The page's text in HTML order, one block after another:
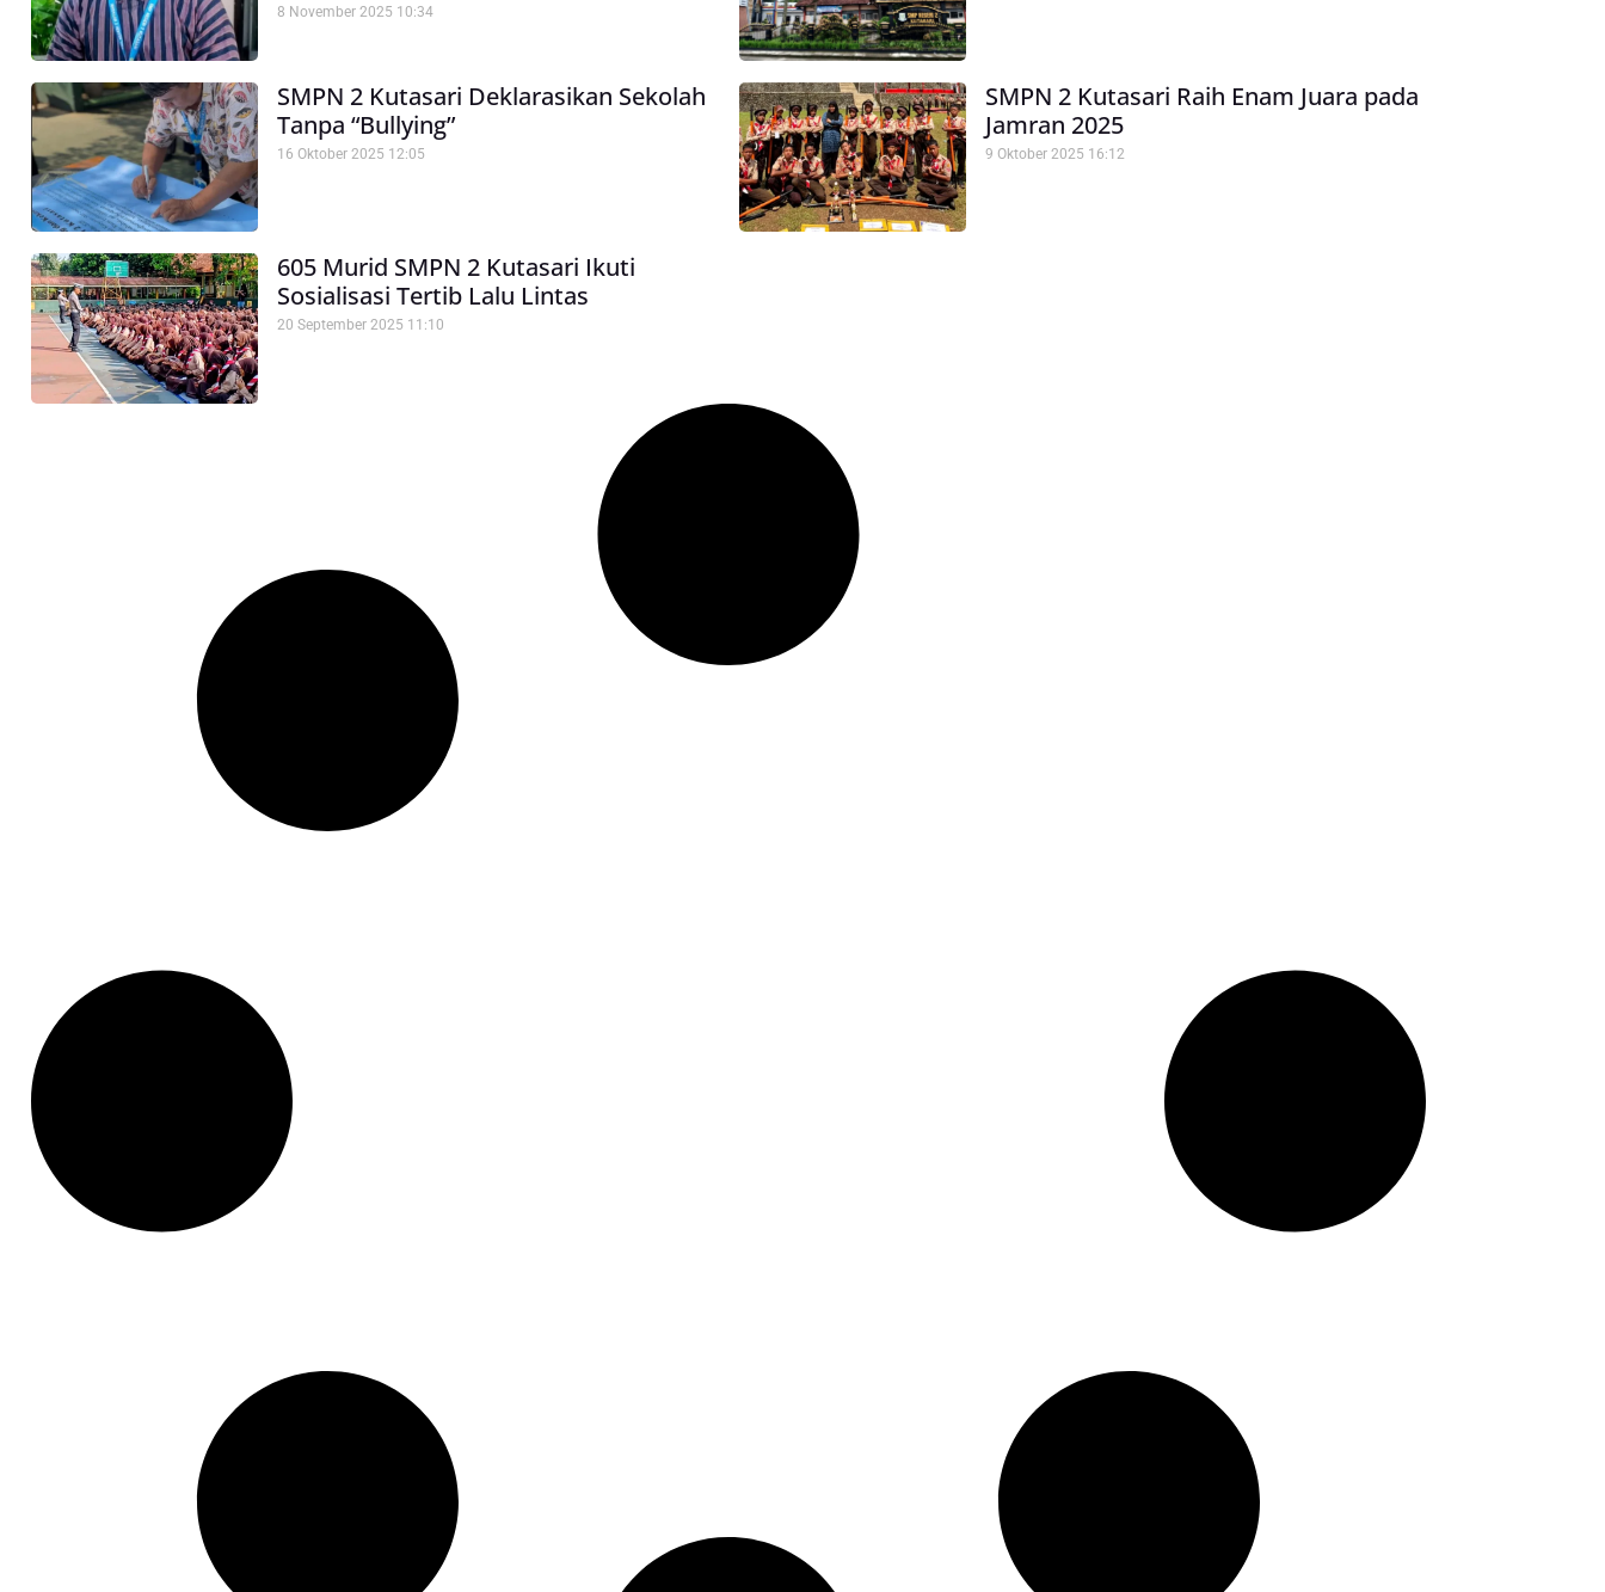
8 November 2025 10:34
SMPN 2 Kutasari Deklarasikan Sekolah
Tanpa “Bullying”
16 Oktober 2025 12:05
SMPN 2 Kutasari Raih Enam Juara pada
Jamran 2025
9 Oktober 2025 16:12
605 Murid SMPN 2 Kutasari Ikuti
Sosialisasi Tertib Lalu Lintas
20 September 2025 11:10